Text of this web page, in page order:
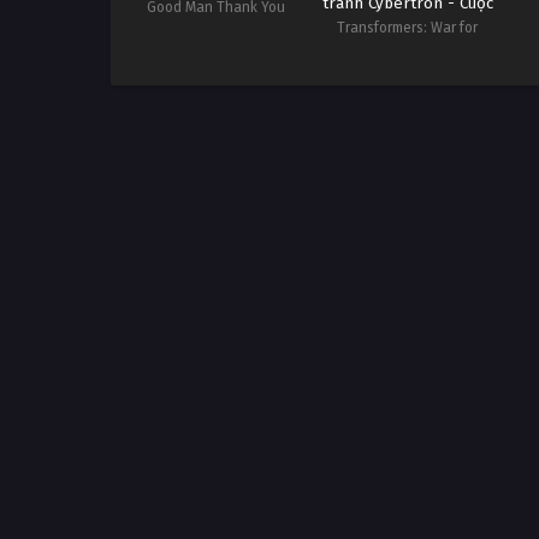
Good Man Thank You
vây hãm
Transformers: War for